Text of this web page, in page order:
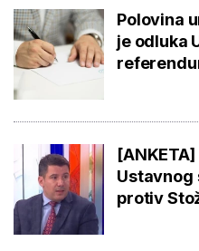
Polovina
je odluka
Ustavnog
protiv